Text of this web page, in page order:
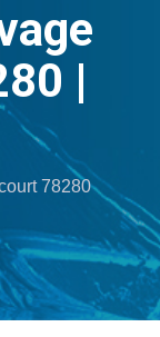
|
78280